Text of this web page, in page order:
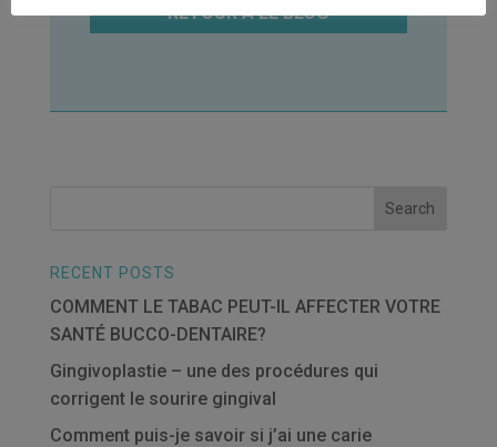
RETOUR À LE BLOG
RECENT POSTS
COMMENT LE TABAC PEUT-IL AFFECTER VOTRE
SANTÉ BUCCO-DENTAIRE?
Gingivoplastie – une des procédures qui
corrigent le sourire gingival
Comment puis-je savoir si j’ai une carie